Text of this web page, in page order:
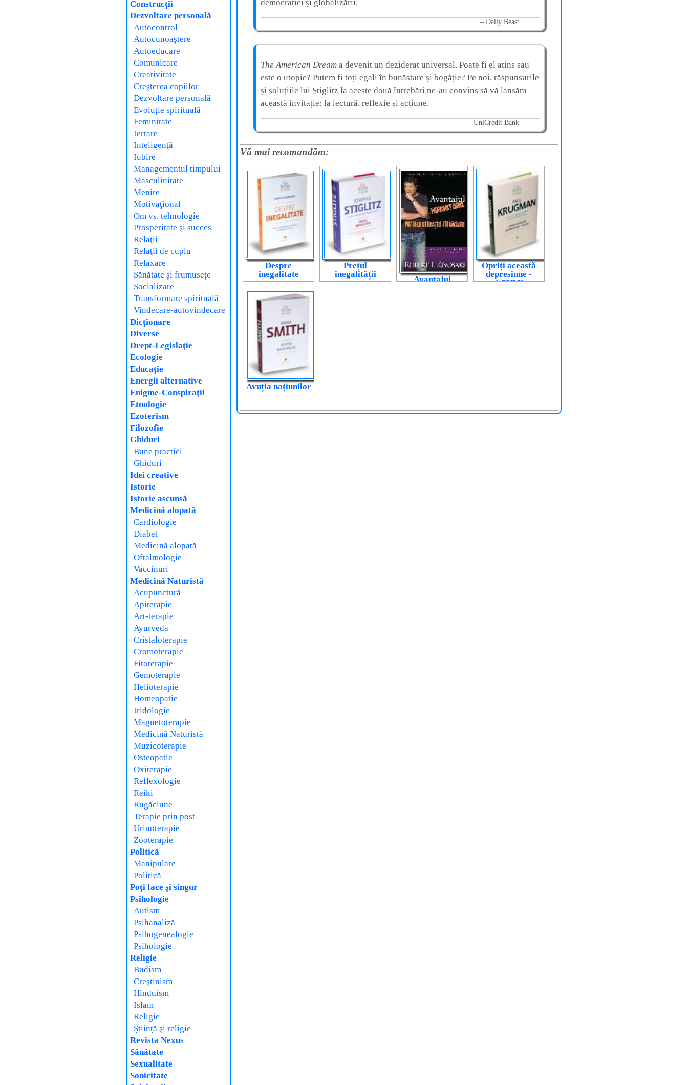
democrației și globalizării.
Daily Beast
The American Dreama devenit un deziderat universal. Poate fi el atins sau
este o utopie? Putem fi toți egali în bunăstare și bogăție? Pe noi, răspunsurile
și soluțiile lui Stiglitz la aceste două întrebări ne-au convins să vă lansăm
această invitație: la lectură, reflexie și acțiune.
UniCredit Bank
Vă mai recomandăm:
Despre
inegalitate
Prețul
inegalității
Avantajul
Opriți această
depresiune -
ACUM!
Avuția națiunilor
Construcţii
Dezvoltare personală
Autocontrol
Autocunoaştere
Autoeducare
Comunicare
Creativitate
Creşterea copiilor
Dezvoltare personală
Evoluţie spirituală
Feminitate
Iertare
Inteligenţă
Iubire
Managementul timpului
Masculinitate
Menire
Motivaţional
Om vs. tehnologie
Prosperitate şi succes
Relaţii
Relaţii de cuplu
Relaxare
Sănătate şi frumuseţe
Socializare
Transformare spirituală
Vindecare-autovindecare
Dicţionare
Diverse
Drept-Legislaţie
Ecologie
Educaţie
Energii alternative
Enigme-Conspiraţii
Etnologie
Ezoterism
Filozofie
Ghiduri
Bune practici
Ghiduri
Idei creative
Istorie
Istorie ascunsă
Medicină alopată
Cardiologie
Diabet
Medicină alopată
Oftalmologie
Vaccinuri
Medicină Naturistă
Acupunctură
Apiterapie
Art-terapie
Ayurveda
Cristaloterapie
Cromoterapie
Fitoterapie
Gemoterapie
Helioterapie
Homeopatie
Iridologie
Magnetoterapie
Medicină Naturistă
Muzicoterapie
Osteopatie
Oxiterapie
Reflexologie
Reiki
Rugăciune
Terapie prin post
Urinoterapie
Zooterapie
Politică
Manipulare
Politică
Poţi face şi singur
Psihologie
Autism
Psihanaliză
Psihogenealogie
Psihologie
Religie
Budism
Creştinism
Hinduism
Islam
Religie
Ştiinţă şi religie
Revista Nexus
Sănătate
Sexualitate
Sonicitate